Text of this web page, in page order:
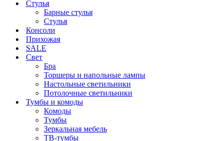
Стулья
Барные стулья
Стулья
Консоли
Прихожая
SALE
Свет
Бра
Торшеры и напольные лампы
Настольные светильники
Потолочные светильники
Тумбы и комоды
Комоды
Тумбы
Зеркальная мебель
ТВ-тумбы